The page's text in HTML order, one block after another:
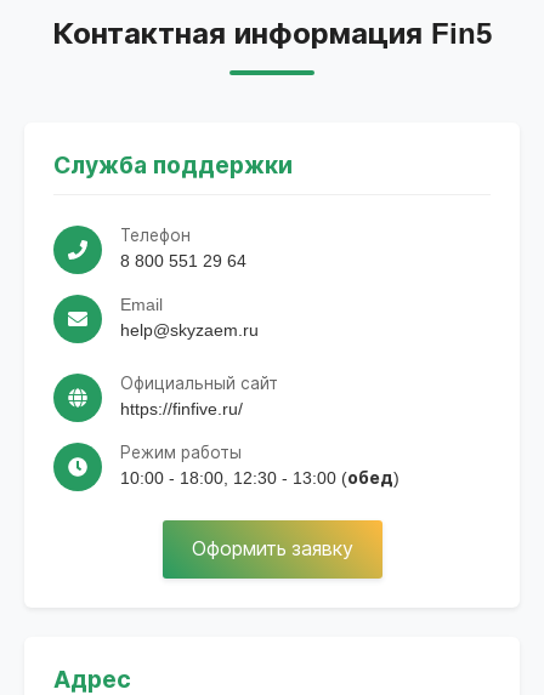
Контактная информация Fin5
Служба поддержки
Телефон
8 800 551 29 64
Email
help@skyzaem.ru
Официальный сайт
https://finfive.ru/
Режим работы
10:00 - 18:00, 12:30 - 13:00 (обед)
Оформить заявку
Адрес